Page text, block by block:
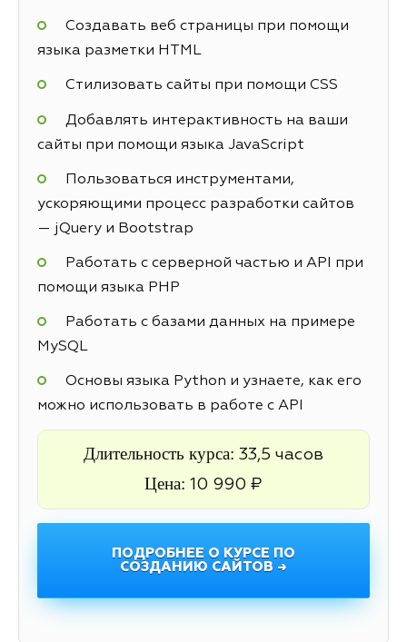
Создавать веб страницы при помощи
языка разметки HTML
Стилизовать сайты при помощи CSS
Добавлять интерактивность на ваши
сайты при помощи языка JavaScript
Пользоваться инструментами,
ускоряющими процесс разработки сайтов
— jQuery и Bootstrap
Работать с серверной частью и API при
помощи языка PHP
Работать с базами данных на примере
MySQL
Основы языка Python и узнаете, как его
можно использовать в работе с API
Длительность курса: 33,5 часов
Цена: 10 990 ₽
ПОДРОБНЕЕ О КУРСЕ ПО
СОЗДАНИЮ САЙТОВ →